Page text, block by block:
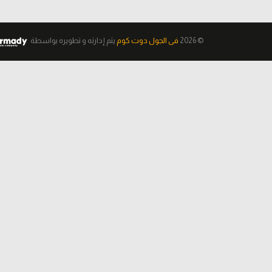
© 2026 فى الجول دوت كوم يتم إدارته و تطويره بواسطة